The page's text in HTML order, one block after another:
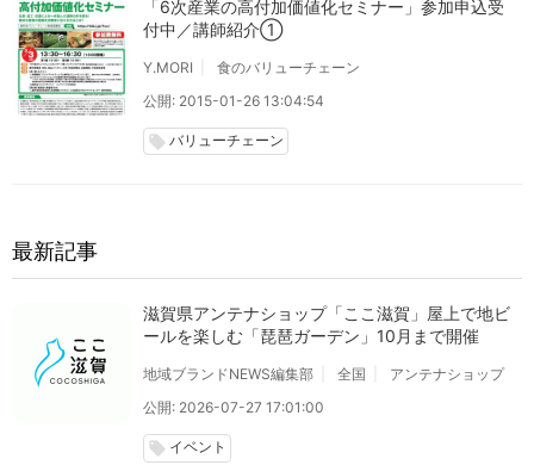
「6次産業の高付加価値化セミナー」参加申込受
付中／講師紹介①
Y.MORI
食のバリューチェーン
公開: 2015-01-26 13:04:54
local_offer バリューチェーン
最新記事
滋賀県アンテナショップ「ここ滋賀」屋上で地ビ
ールを楽しむ「琵琶ガーデン」10月まで開催
地域ブランドNEWS編集部 全国
アンテナショップ
公開: 2026-07-27 17:01:00
local_offer イベント